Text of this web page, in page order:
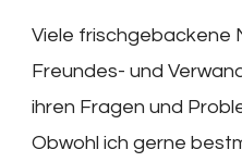
Viele frischgebackene
Freundes- und
ihren Fragen und
Obwohl ich gerne